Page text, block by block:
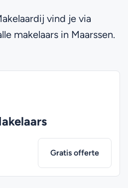
vind je via
makelaars in Maarssen.
Gratis offerte